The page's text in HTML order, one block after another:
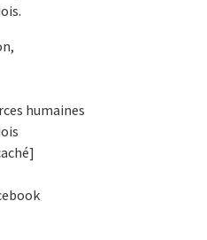
humaines